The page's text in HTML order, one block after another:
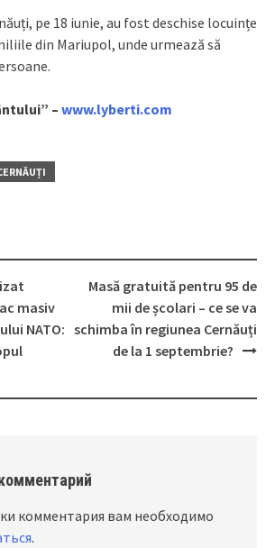
pe 18 iunie, au fost deschise locuințe
din Mariupol, unde urmează să
– www.lyberti.com
masiv
NATO:
Masă gratuită pentru 95 de
mii de școlari – ce se va
schimba în regiunea Cernăuți
de la 1 septembrie?
комментария вам необходимо
.